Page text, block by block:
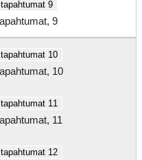
9
9
10
10
11
11
12